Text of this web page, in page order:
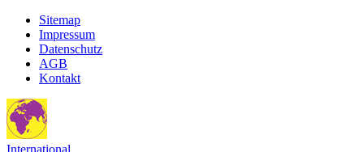
Sitemap
Impressum
Datenschutz
AGB
Kontakt
International